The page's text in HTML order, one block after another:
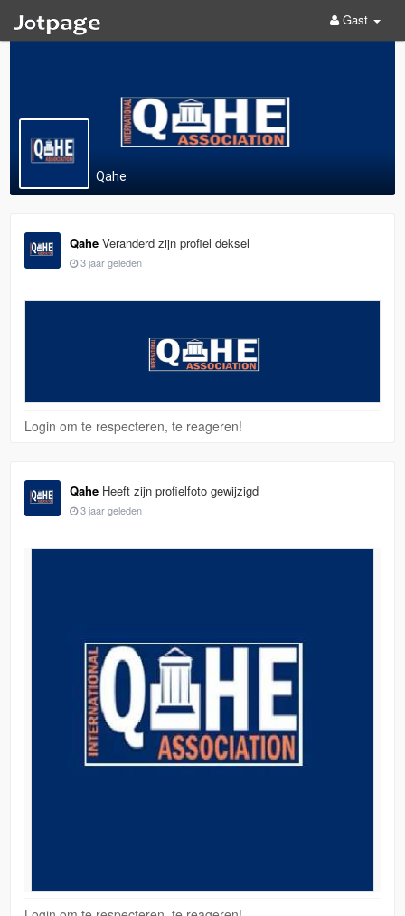
Gast
Qahe
Qahe Veranderd zijn profiel deksel
3 jaar geleden
Login om te respecteren, te reageren!
Qahe Heeft zijn profielfoto gewijzigd
3 jaar geleden